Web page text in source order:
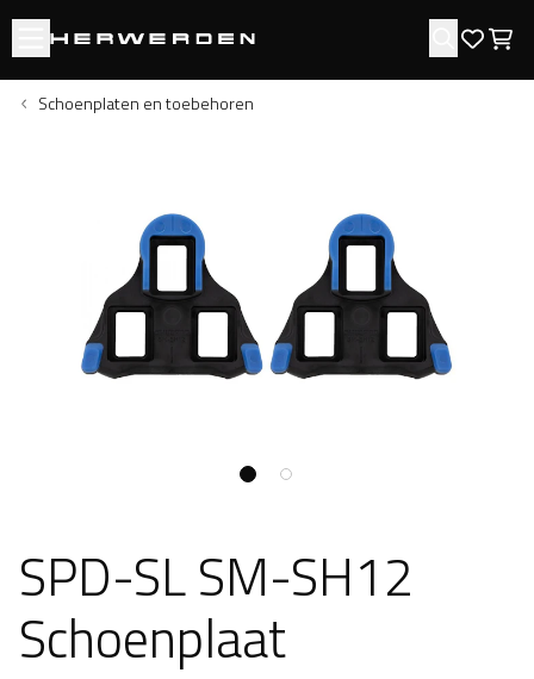
Open menu Zoeken
Schoenplaten en toebehoren
SPD-SL SM-SH12
Schoenplaat